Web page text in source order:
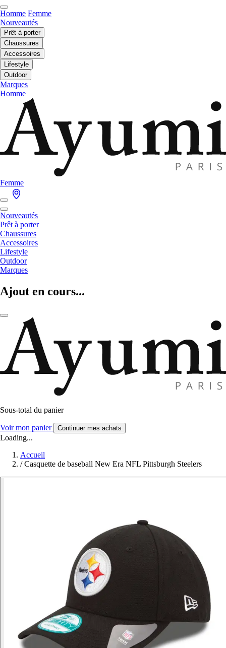
Homme Femme
Nouveautés
Prêt à porter
Chaussures
Accessoires
Lifestyle
Outdoor
Marques
Homme
Femme
Nouveautés
Prêt à porter
Chaussures
Accessoires
Lifestyle
Outdoor
Marques
Ajout en cours...
Sous-total du panier
Voir mon panier Continuer mes achats
Loading...
Accueil
/ Casquette de baseball New Era NFL Pittsburgh Steelers